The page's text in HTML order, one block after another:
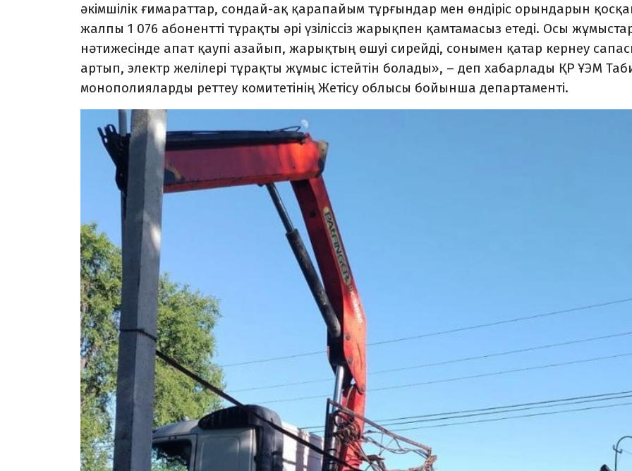
әкімшілік ғимараттар, сондай-ақ қарапайым тұрғындар мен өндіріс орындарын
жалпы 1 076 абонентті тұрақты әрі үзіліссіз жарықпен қамтамасыз етеді. Осы
нәтижесінде апат қаупі азайып, жарықтың өшуі сирейді, сонымен қатар кернеу
артып, электр желілері тұрақты жұмыс істейтін болады», – деп хабарлады ҚР ҰЭМ
монополияларды реттеу комитетінің Жетісу облысы бойынша департаменті.